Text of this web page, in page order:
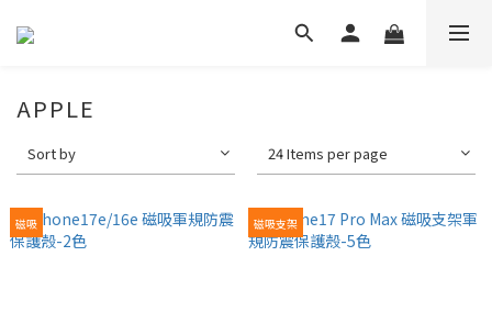
APPLE
Sort by 24 Items per page
磁吸 磁吸支架